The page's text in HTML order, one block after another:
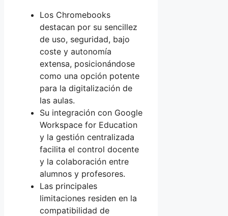
Los Chromebooks
destacan por su sencillez
de uso, seguridad, bajo
coste y autonomía
extensa, posicionándose
como una opción potente
para la digitalización de
las aulas.
Su integración con Google
Workspace for Education
y la gestión centralizada
facilita el control docente
y la colaboración entre
alumnos y profesores.
Las principales
limitaciones residen en la
compatibilidad de